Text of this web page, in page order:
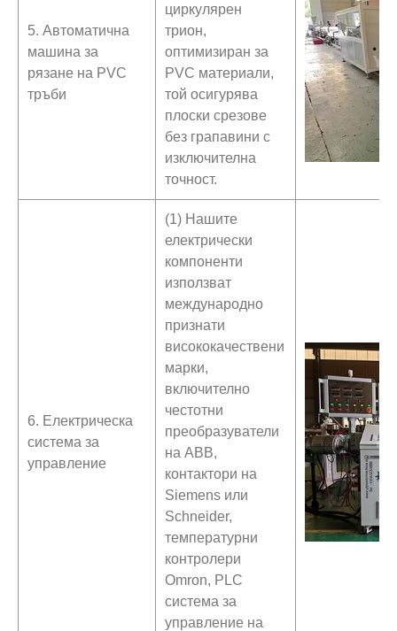
5. Автоматична
машина за
рязане на PVC
тръби
циркулярен
трион,
оптимизиран за
PVC материали,
той осигурява
плоски срезове
без грапавини с
изключителна
точност.
6. Електрическа
система за
управление
(1) Нашите
електрически
компоненти
използват
международно
признати
висококачествени
марки,
включително
честотни
преобразуватели
на ABB,
контактори на
Siemens или
Schneider,
температурни
контролери
Omron, PLC
система за
управление на